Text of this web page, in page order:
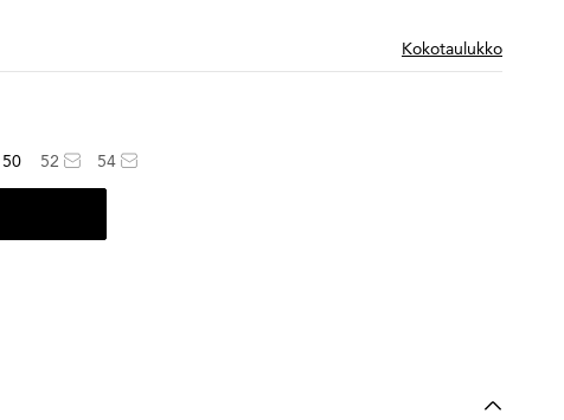
Kokotaulukko
50 52 54